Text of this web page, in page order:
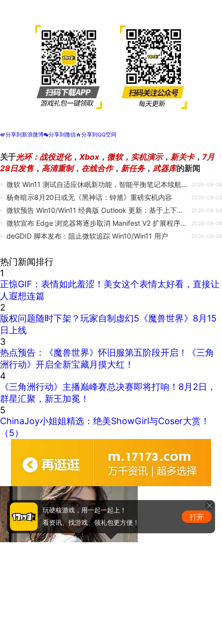
t分享到新浪微博w分享到微信z分享到QQ空间
关于光环：战役进化， Xbox ， 微软， 实机演示， 新关卡， 7月
28日发售， 高清重制， 在线合作， 新任务， 武器库的新闻
微软 Win11 测试自适应休眠新功能，智能平衡笔记本续航与唤醒速度 2026-08-08
杨奇暗示8月20日或无《黑神话：钟馗》重磅实机内容 2026-08-08
微软预告 Win10/Win11 经典版 Outlook 更新：基于上下文 AI 解释用户选中文本 2026-08-08
微软宣布 Edge 浏览器将逐步取消 Manifest V2 扩展程序支持 2026-08-08
deGDID 脚本发布：阻止微软追踪 Win10/Win11 用户 2026-08-08
热门新闻排行
1
正惊GIF：表情如此羞涩！美女这个表情太好看，直接让
人遐想连篇
2
版权问题随时下架？玩家自制虚幻5《魔兽世界》8月15
日上线
3
热点预告：《魔兽世界》怀旧服第五阶段开启！《三角
洲行动》开启全新宝藏月摸大红！
4
《三角洲行动》主播巅峰赛总决赛即将打响！8月2日，
群星汇聚，新王加冕！
5
ChinaJoy小姐姐精选：绝美ShowGirl与Coser大赏！
（5）
玩硬核游戏，用一起一起上！
看资讯、找游戏、领礼包更方便！
打开